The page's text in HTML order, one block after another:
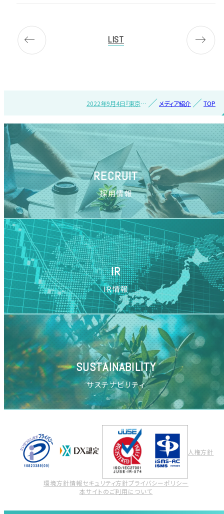
LIST
TOP
メディア紹介
2022年9月4日『東京バ
RECRUIT
採用情報
IR
IR情報
SUSTAINABILITY
サステナビリティ
人権方針
環境方針情報セキュリティ方針プライバシーポリシー
本サイトのご利用について